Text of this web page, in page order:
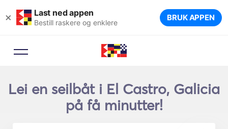
× Last ned appen
Bestill raskere og enklere BRUK APPEN
Lei en seilbåt i El Castro, Galicia
på få minutter!